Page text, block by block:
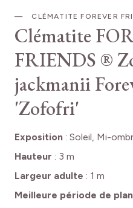
CLÉMATITE FOREVER
Clématite
FRIENDS ®
jackmanii
'Zofofri'
Exposition : Soleil, Mi-
Hauteur : 3 m
Largeur adulte : 1 m
Meilleure période de